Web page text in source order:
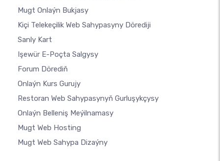
Mugt Onlaýn Bukjasy
Kiçi Telekeçilik Web Sahypasyny Dörediji
Sanly Kart
Işewür E-Poçta Salgysy
Forum Dörediň
Onlaýn Kurs Gurujy
Restoran Web Sahypasynyň Gurluşykçysy
Onlaýn Belleniş Meýilnamasy
Mugt Web Hosting
Mugt Web Sahypa Dizaýny